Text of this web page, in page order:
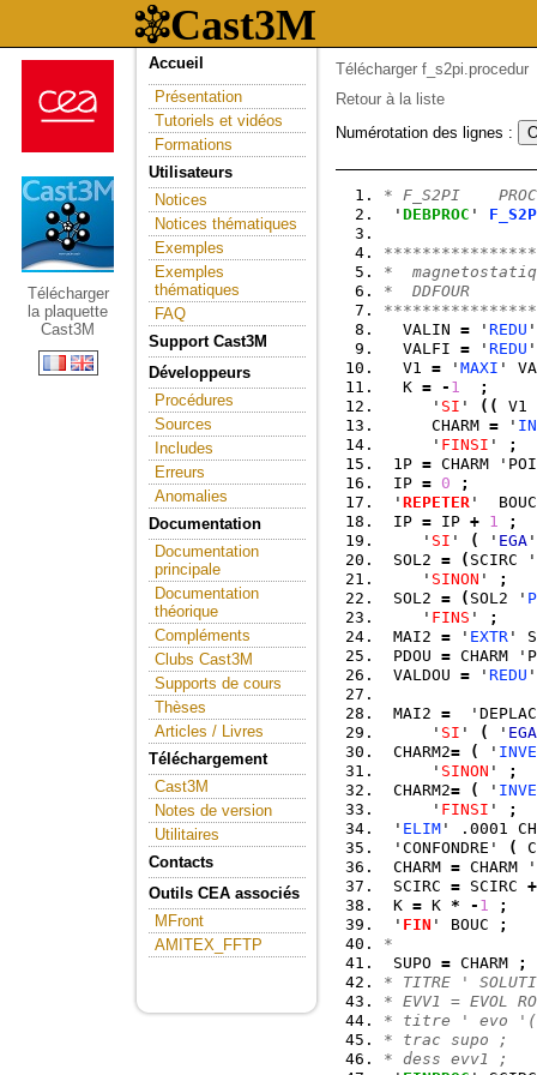
Télécharger
la plaquette
Cast3M
Accueil
Présentation
Tutoriels et vidéos
Formations
Utilisateurs
Notices
Notices thématiques
Exemples
Exemples
thématiques
FAQ
Support Cast3M
Développeurs
Procédures
Sources
Includes
Erreurs
Anomalies
Documentation
Documentation
principale
Documentation
théorique
Compléments
Clubs Cast3M
Supports de cours
Thèses
Articles / Livres
Téléchargement
Cast3M
Notes de version
Utilitaires
Contacts
Outils CEA associés
MFront
AMITEX_FFTP
Télécharger f_s2pi.procedur
Retour à la liste
Numérotation des lignes :
* F_S2PI
' DEBPROC '
*
*  DDFOUR
  VALIN
= ' REDU
  VALFI
= ' REDU
  V1
= ' MAXI '
  K
= - 1
;
     '
SI ' ( (
V1
     CHARM
= '
     '
FINSI '
;
1P = CHARM
IP = 0
;
' REPETER '
IP = IP + 1
;
    '
SI ' ( ' EGA
SOL2 = ( SCIRC '
    '
SINON '
;
SOL2 = ( SOL2 '
    '
FINS '
;
MAI2 = ' EXTR '
PDOU = CHARM
VALDOU = ' REDU
MAI2 =
     '
SI ' ( ' EGA
CHARM2= ( ' INVE
     '
SINON '
;
CHARM2= ( ' INVE
     '
FINSI '
;
' ELIM ' .0001
'CONFONDRE'
(
CHARM = CHARM '
SCIRC = SCIRC +
K = K * - 1
;
' FIN ' BOUC
;
SUPO = CHARM
;
*
* EVV1 =
* titre '
*
*